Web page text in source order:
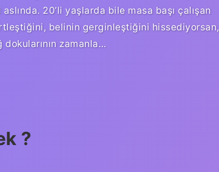
20’li yaşlarda bile masa başı çalışan
belinin gerginleştiğini hissediyorsan,
zamanla…
?